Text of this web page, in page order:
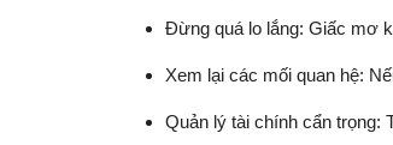
Đừng quá lo lắng: Giấc mơ
Xem lại các mối quan hệ:
Quản lý tài chính cẩn trọng: